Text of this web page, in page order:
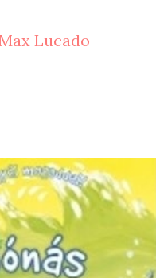
Lucado